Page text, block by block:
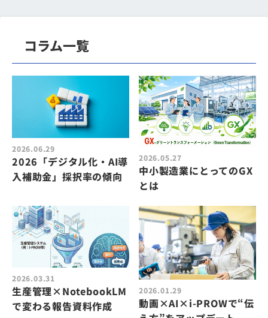
コラム一覧
2026.06.29
2026「デジタル化・AI導
入補助金」採択率の傾向
2026.05.27
中小製造業にとってのGX
とは
2026.03.31
生産管理×NotebookLM
で変わる報告資料作成
2026.01.29
動画×AI×i-PROWで“伝